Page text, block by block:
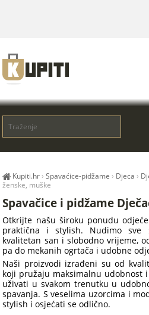
Kupiti.hr›Spavaćice-pidžame › Djeca ›
ženske, muške
Spavačice i pidžame
Otkrijte našu široku ponudu
praktična i stylish. Nudimo sve
kvalitetan san i slobodno vrijeme,
pa do mekanih ogrtača i udobne
Naši proizvodi izrađeni su od
koji pružaju maksimalnu udobnost
uživati u svakom trenutku u
spavanja. S veselima uzorcima i
stylish i osjećati se odlično.